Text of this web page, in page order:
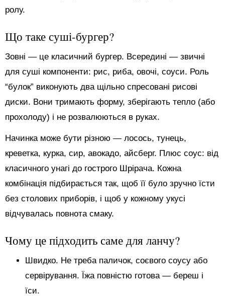
ролу.
Що таке суші-бургер?
Зовні — це класичний бургер. Всередині — звичні
для суші компоненти: рис, риба, овочі, соуси. Роль
“булок” виконують два щільно спресовані рисові
диски. Вони тримають форму, зберігають тепло (або
прохолоду) і не розвалюються в руках.
Начинка може бути різною — лосось, тунець,
креветка, курка, сир, авокадо, айсберг. Плюс соус: від
класичного унагі до гострого Шрірача. Кожна
комбінація підбирається так, щоб її було зручно їсти
без столових приборів, і щоб у кожному укусі
відчувалась повнота смаку.
Чому це підходить саме для ланчу?
Швидко. Не треба паличок, соєвого соусу або
сервірування. Їжа повністю готова — береш і
їси.